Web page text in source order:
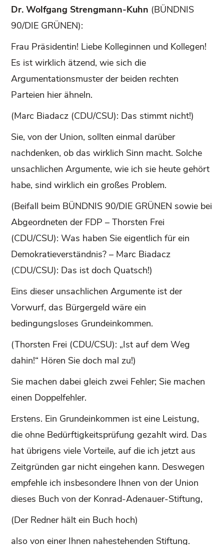
Dr. Wolfgang Strengmann-Kuhn (BÜNDNIS
90/DIE GRÜNEN):
Frau Präsidentin! Liebe Kolleginnen und Kollegen!
Es ist wirklich ätzend, wie sich die
Argumentationsmuster der beiden rechten
Parteien hier ähneln.
(Marc Biadacz (CDU/CSU): Das stimmt nicht!)
Sie, von der Union, sollten einmal darüber
nachdenken, ob das wirklich Sinn macht. Solche
unsachlichen Argumente, wie ich sie heute gehört
habe, sind wirklich ein großes Problem.
(Beifall beim BÜNDNIS 90/DIE GRÜNEN sowie bei
Abgeordneten der FDP – Thorsten Frei
(CDU/CSU): Was haben Sie eigentlich für ein
Demokratieverständnis? – Marc Biadacz
(CDU/CSU): Das ist doch Quatsch!)
Eins dieser unsachlichen Argumente ist der
Vorwurf, das Bürgergeld wäre ein
bedingungsloses Grundeinkommen.
(Thorsten Frei (CDU/CSU): „Ist auf dem Weg
dahin!“ Hören Sie doch mal zu!)
Sie machen dabei gleich zwei Fehler; Sie machen
einen Doppelfehler.
Erstens. Ein Grundeinkommen ist eine Leistung,
die ohne Bedürftigkeitsprüfung gezahlt wird. Das
hat übrigens viele Vorteile, auf die ich jetzt aus
Zeitgründen gar nicht eingehen kann. Deswegen
empfehle ich insbesondere Ihnen von der Union
dieses Buch von der Konrad-Adenauer-Stiftung,
(Der Redner hält ein Buch hoch)
also von einer Ihnen nahestehenden Stiftung.